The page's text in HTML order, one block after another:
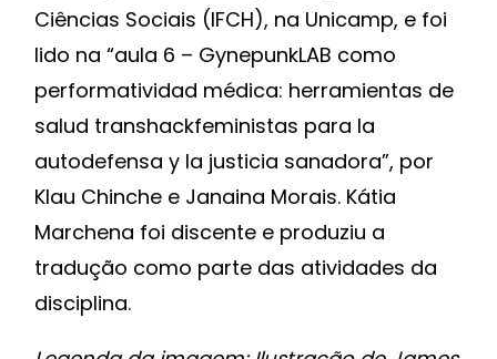
Ciências Sociais (IFCH), na Unicamp, e foi
lido na “aula 6 – GynepunkLAB como
performatividad médica: herramientas de
salud transhackfeministas para la
autodefensa y la justicia sanadora”, por
Klau Chinche e Janaina Morais. Kátia
Marchena foi discente e produziu a
tradução como parte das atividades da
disciplina.